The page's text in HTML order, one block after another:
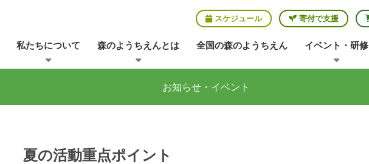
スケジュール 寄付で支援
私たちについて 森のようちえんとは 全国の森のようちえん イベント・研修
お知らせ・イベント
夏の活動重点ポイント